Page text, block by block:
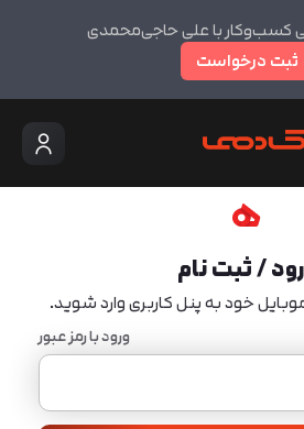
کسب‌وکار با علی حاجی‌محمدی
ثبت درخواست
/ ثبت نام
خود به پنل کاربری وارد شوید.
ورود با رمز عبور